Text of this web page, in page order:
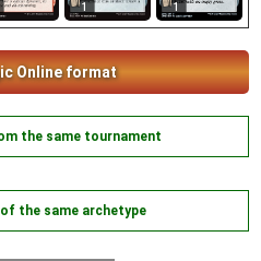
1 1
Online format
the same tournament
the same archetype